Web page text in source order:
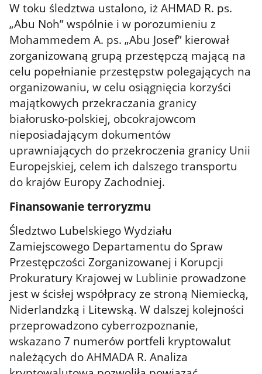
W toku śledztwa ustalono, iż AHMAD R. ps.
„Abu Noh” wspólnie i w porozumieniu z
Mohammedem A. ps. „Abu Josef” kierował
zorganizowaną grupą przestępczą mającą na
celu popełnianie przestępstw polegających na
organizowaniu, w celu osiągnięcia korzyści
majątkowych przekraczania granicy
białorusko-polskiej, obcokrajowcom
nieposiadającym dokumentów
uprawniających do przekroczenia granicy Unii
Europejskiej, celem ich dalszego transportu
do krajów Europy Zachodniej.
Finansowanie terroryzmu
Śledztwo Lubelskiego Wydziału
Zamiejscowego Departamentu do Spraw
Przestępczości Zorganizowanej i Korupcji
Prokuratury Krajowej w Lublinie prowadzone
jest w ścisłej współpracy ze stroną Niemiecką,
Niderlandzką i Litewską. W dalszej kolejności
przeprowadzono cyberrozpoznanie,
wskazano 7 numerów portfeli kryptowalut
należących do AHMADA R. Analiza